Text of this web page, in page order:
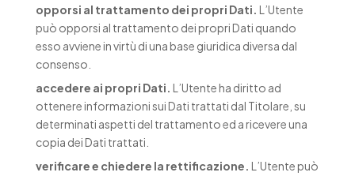
opporsi al trattamento dei propri Dati. L’Utente
può opporsi al trattamento dei propri Dati quando
esso avviene in virtù di una base giuridica diversa dal
consenso.
accedere ai propri Dati. L’Utente ha diritto ad
ottenere informazioni sui Dati trattati dal Titolare, su
determinati aspetti del trattamento ed a ricevere una
copia dei Dati trattati.
verificare e chiedere la rettificazione. L’Utente può